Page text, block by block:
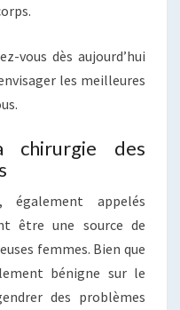
vous dès aujourd’hui
les meilleures
chirurgie des
également appelés
être une source de
femmes. Bien que
bénigne sur le
des problèmes